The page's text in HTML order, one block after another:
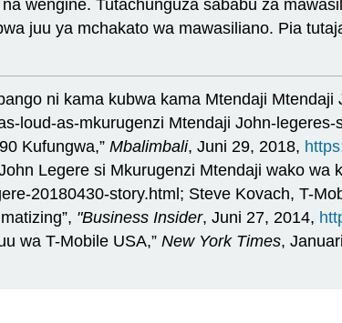
wengine. Tutachunguza sababu za
juu ya mchakato wa mawasiliano. Pia
ni kama kubwa kama Mtendaji Mtendaji
loud-as-mkurugenzi Mtendaji John-
Kufungwa,” Mbalimbali, Juni 29, 2018,
Legere si Mkurugenzi Mtendaji wako wa
20180430-story.html; Steve Kovach, T-
"Business Insider, Juni 27, 2014,
wa T-Mobile USA,” New York Times,